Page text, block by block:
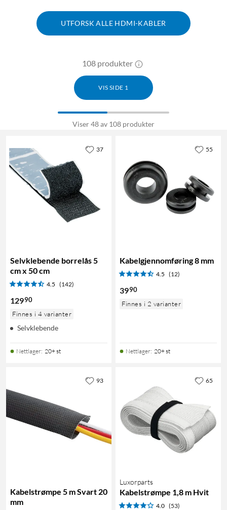
UTFORSK ALLE HDMI-KABLER
108 produkter
VIS SIDE 1
Viser 48 av 108 produkter
Selvklebende borrelås 5
cm x 50 cm
4.5 (142)
12990
Finnes i 4 varianter
Selvklebende
Nettlager: 20+ st
37
Kabelgjennomføring 8 mm
4.5 (12)
3990
Finnes i 2 varianter
Nettlager: 20+ st
55
Kabelstrømpe 5 m Svart 20
mm
93
Luxorparts
Kabelstrømpe 1,8 m Hvit
4.0 (53)
65